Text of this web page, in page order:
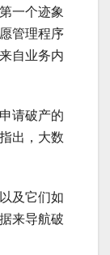
一个迹象
管理程序
自业务内
请破产的
出，大数
及它们如
来导航破